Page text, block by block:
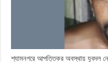
শ্যামনগরে আপত্তিকর অবস্থায় যুবদল